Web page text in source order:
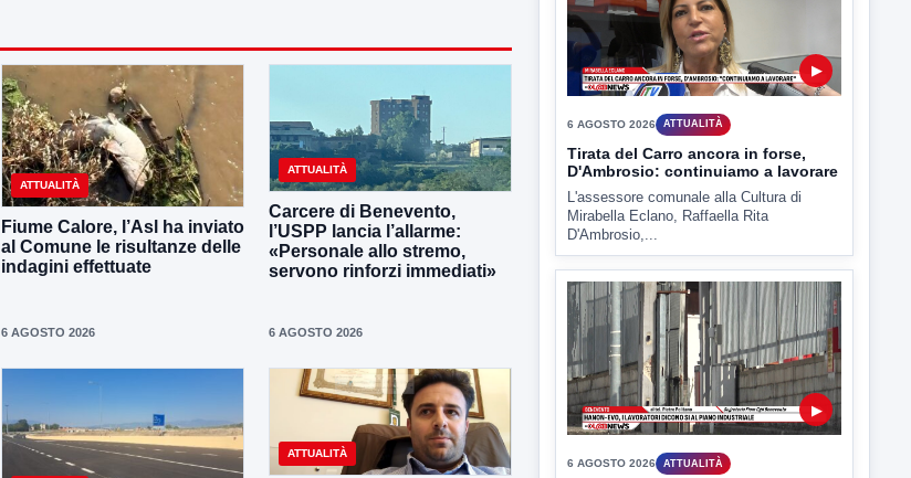
ATTUALITÀ
Fiume Calore, l’Asl ha inviato
al Comune le risultanze delle
indagini effettuate
6 AGOSTO 2026
ATTUALITÀ
Carcere di Benevento,
l’USPP lancia l’allarme:
«Personale allo stremo,
servono rinforzi immediati»
6 AGOSTO 2026
ATTUALITÀ
Tirata del Carro ancora in forse,
D'Ambrosio: continuiamo a lavorare
L'assessore comunale alla Cultura di
Mirabella Eclano, Raffaella Rita
D'Ambrosio,...